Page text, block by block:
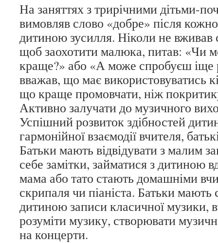
На заняттях з трирічними дітьми-
вимовляв слово «добре» після
дитиною зусилля. Ніколи не вживав
щоб заохотити малюка, питав: «Чи
краще?» або «А може спробуєш іще
вважав, що має використовуватись
що краще промовчати, ніж
Активно залучати до музичного
Успішний розвиток здібностей
гармонійної взаємодії вчителя,
Батьки мають відвідувати з малим
себе замітки, займатися з дитиною
мама або тато стають домашніми
скрипаля чи піаніста. Батьки мають
дитиною записи класичної музики,
розуміти музику, створювати
на концерти.